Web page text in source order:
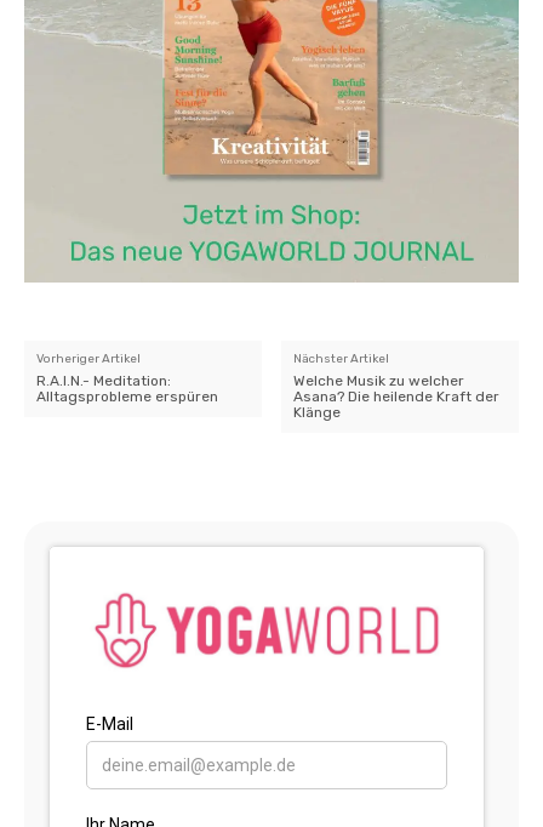
Vorheriger Artikel
R.A.I.N.- Meditation:
Alltagsprobleme erspüren
Nächster Artikel
Welche Musik zu welcher
Asana? Die heilende Kraft der
Klänge